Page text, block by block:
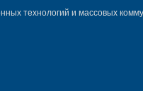
технологий и массовых